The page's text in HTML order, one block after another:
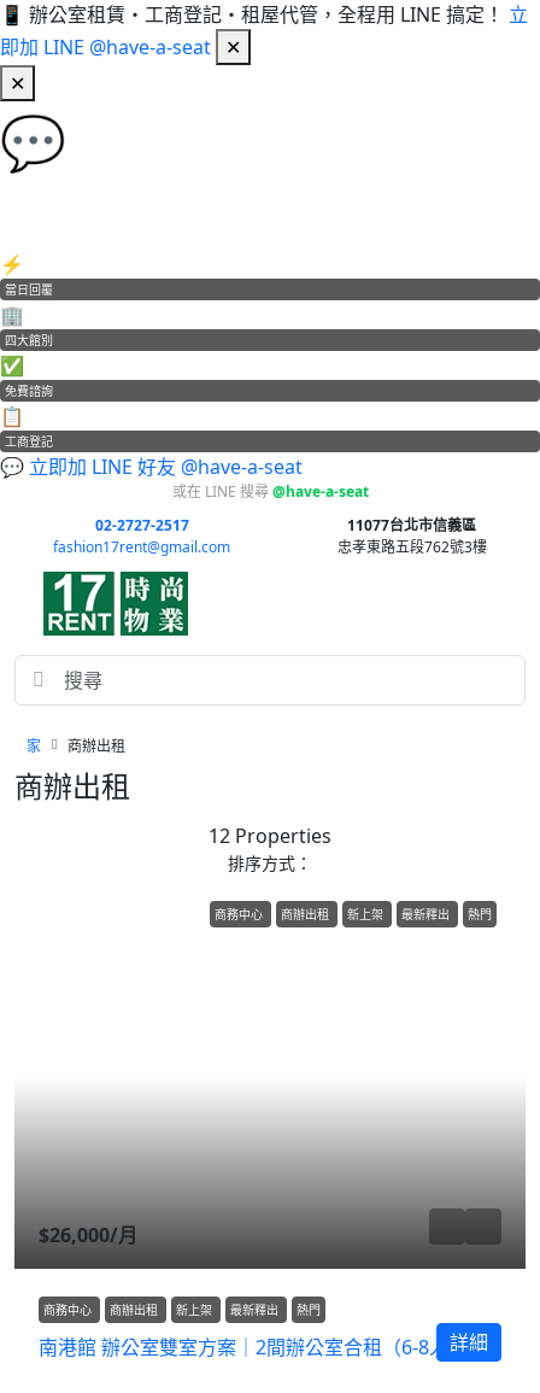
📱 辦公室租賃・工商登記・租屋代管，全程用 LINE 搞定！ 立
即加 LINE @have-a-seat
✕
✕
💬
⚡
當日回覆
🏢
四大館別
✅
免費諮詢
📋
工商登記
💬 立即加 LINE 好友 @have-a-seat
或在 LINE 搜尋@have-a-seat
02-2727-2517
fashion17rent@gmail.com
11077台北市信義區
忠孝東路五段762號3樓
家 商辦出租
商辦出租
12 Properties
排序方式：
商務中心 商辦出租 新上架 最新釋出 熱門
$26,000/月
商務中心 商辦出租 新上架 最新釋出 熱門
南港館 辦公室雙室方案｜2間辦公室合租（6-8人座）
詳細